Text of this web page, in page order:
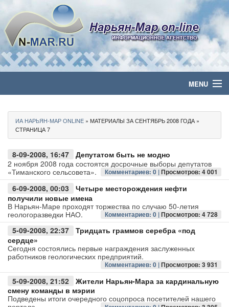
MENU
Политика
Бизнес
Общество
Культура
Медиа
Авто
Спорт
Контакты
ИА НАРЬЯН-МАР ONLINE » МАТЕРИАЛЫ ЗА СЕНТЯБРЬ 2008 ГОДА »
СТРАНИЦА 7
8-09-2008, 16:47
Депутатом быть не модно
2 ноября 2008 года состоятся досрочные выборы депутатов
«Тиманского сельсовета».
Комментариев: 0 |Просмотров: 4 001
6-09-2008, 00:03
Четыре месторождения нефти
получили новые имена
В Нарьян-Маре проходят торжества по случаю 50-летия
геологоразведки НАО.
Комментариев: 0 |Просмотров: 4 728
5-09-2008, 22:37
Тридцать граммов серебра «под
сердце»
Сегодня состоялись первые награждения заслуженных
работников геологических предприятий.
Комментариев: 0 |Просмотров: 3 931
5-09-2008, 21:52
Жители Нарьян-Мара за кардинальную
смену команды в мэрии
Подведены итоги очередного соцопроса посетителей нашего